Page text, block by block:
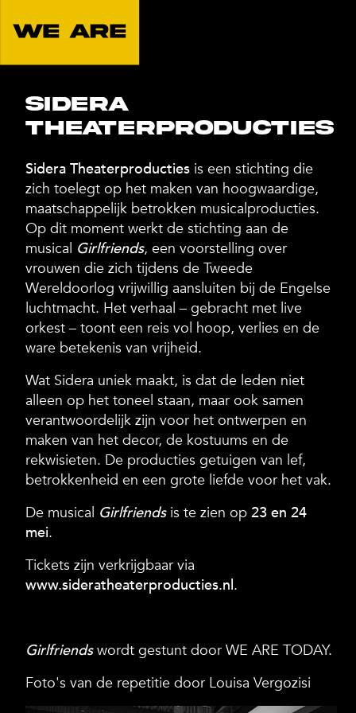
Sidera
Theaterproducties
Sidera Theaterproducties is een stichting die
zich toelegt op het maken van hoogwaardige,
maatschappelijk betrokken musicalproducties.
Op dit moment werkt de stichting aan de
musical Girlfriends, een voorstelling over
vrouwen die zich tijdens de Tweede
Wereldoorlog vrijwillig aansluiten bij de Engelse
luchtmacht. Het verhaal – gebracht met live
orkest – toont een reis vol hoop, verlies en de
ware betekenis van vrijheid.
Wat Sidera uniek maakt, is dat de leden niet
alleen op het toneel staan, maar ook samen
verantwoordelijk zijn voor het ontwerpen en
maken van het decor, de kostuums en de
rekwisieten. De producties getuigen van lef,
betrokkenheid en een grote liefde voor het vak.
De musical Girlfriendsis te zien op 23 en 24
mei.
Tickets zijn verkrijgbaar via
www.sideratheaterproducties.nl.
Girlfriendswordt gestunt door WE ARE TODAY.
Foto's van de repetitie door Louisa Vergozisi